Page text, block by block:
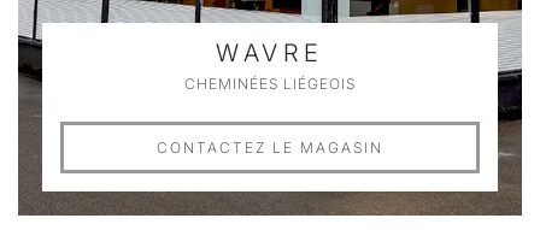
WAVRE
CHEMINÉES LIÉGEOIS
CONTACTEZ LE MAGASIN